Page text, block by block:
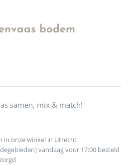
bodem
samen, mix & match!
in onze winkel in Utrecht
vandaag voor 17:00 besteld